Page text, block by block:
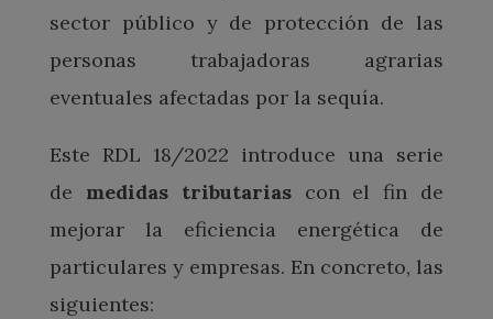
sector público y de protección de las
personas trabajadoras agrarias
eventuales afectadas por la sequía.
Este RDL 18/2022 introduce una serie
de medidas tributariascon el fin de
mejorar la eficiencia energética de
particulares y empresas. En concreto, las
siguientes: